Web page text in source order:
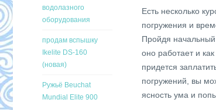
Есть несколько
погружения и
Пройдя начальный
оно работает и
придется
погружений, вы
ясность ума и
водолазного
оборудования
продам вспышку
Ikelite DS-160
(новая)
Ружьё Beuchat
Mundial Elite 900